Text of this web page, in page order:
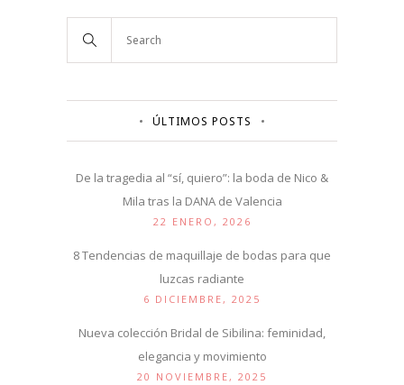
ÚLTIMOS POSTS
De la tragedia al “sí, quiero”: la boda de Nico &
Mila tras la DANA de Valencia
22 ENERO, 2026
8 Tendencias de maquillaje de bodas para que
luzcas radiante
6 DICIEMBRE, 2025
Nueva colección Bridal de Sibilina: feminidad,
elegancia y movimiento
20 NOVIEMBRE, 2025